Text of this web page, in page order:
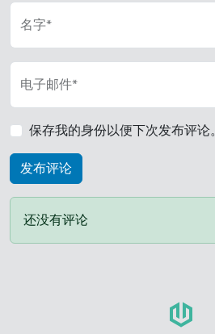
名字*
电子邮件*
保存我的身份以便下次发布评论。
还没有评论